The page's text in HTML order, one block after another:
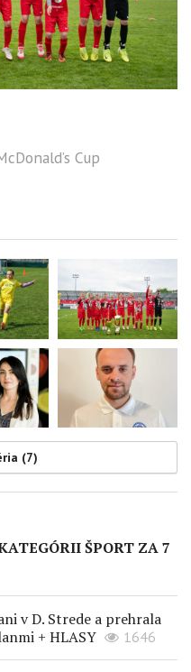
Cup
(7)
ŠPORT ZA 7
v D. Strede a prehrala
+ HLASY
1646